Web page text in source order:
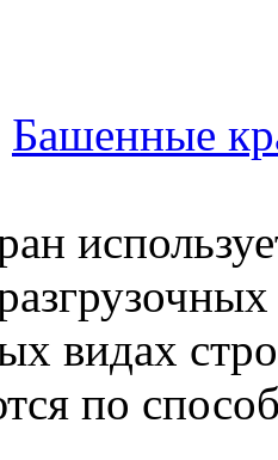
Башенные
видах
по